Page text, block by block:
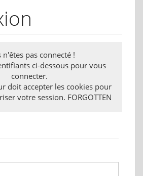
n'êtes pas connecté !
ci-dessous pour vous
connecter.
doit accepter les cookies pour
votre session. FORGOTTEN